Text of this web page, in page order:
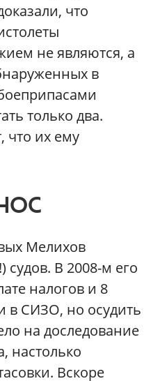
что
не являются, а
в
только два.
что их ему
Мелихов
судов. В 2008-м его
налогов и 8
в СИЗО, но осудить
на доследование
настолько
Вскоре